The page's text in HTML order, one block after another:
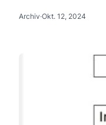
Archiv·Okt. 12, 2024